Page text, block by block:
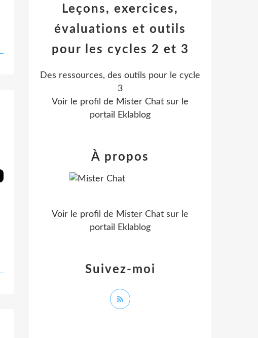
Leçons, exercices,
évaluations et outils
pour les cycles 2 et 3
Des ressources, des outils pour le cycle
3
Voir le profil de Mister Chat sur le
portail Eklablog
Suivez-moi
À propos
Voir le profil de Mister Chat sur le
portail Eklablog